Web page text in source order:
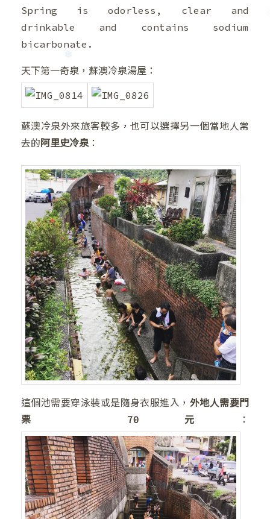
Spring is odorless, clear and
drinkable and contains sodium
bicarbonate.
天下第一奇泉，蘇澳冷泉湯屋：
蘇澳冷泉外來旅客較多，也可以選擇另一個當地人常
去的阿里史冷泉：
這個池需要穿泳裝或是隨身衣服進入， 外地人需要門
票 70元
：
❆